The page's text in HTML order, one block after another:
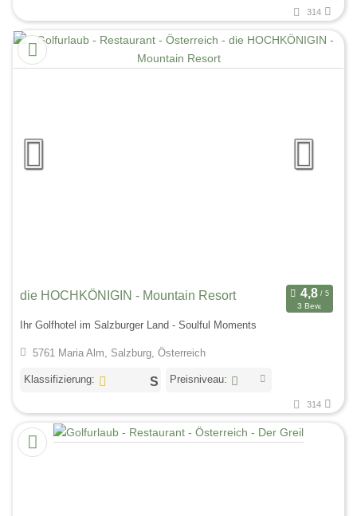
314
die HOCHKÖNIGIN - Mountain Resort
3 Bew.
Ihr Golfhotel im Salzburger Land - Soulful Moments
5761 Maria Alm, Salzburg, Österreich
Klassifizierung: Preisniveau:
314